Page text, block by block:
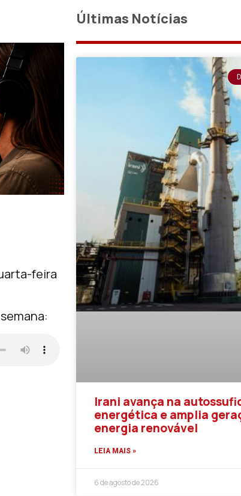
feira
Últimas Notícias
Irani avança na
energética e amplia
energia renovável
LEIA MAIS »
6 de agosto de 2026